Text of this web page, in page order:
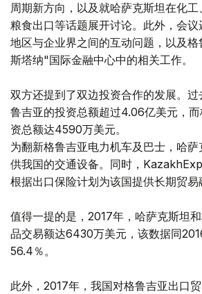
周期新方向，以及就哈萨克斯坦在化
粮食出口等话题展开讨论。此外，会议
地区与企业界之间的互动问题，以及
斯塔纳"国际金融中心中的相关工作。
双方还提到了双边投资合作的发展。过
鲁吉亚的投资总额超过4.06亿美元，
资总额达4590万美元。
为翻新格鲁吉亚电力机车及巴士，哈
供我国的交通设备。同时，
根据出口保险计划为该国提供长期贸易
值得一提的是，2017年，哈萨克斯坦
品交易额达6430万美元，该数据同
56.4％。
此外，2017年，我国对格鲁吉亚出口